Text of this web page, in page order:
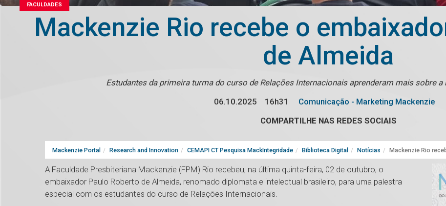
FACULDADES
Mackenzie Rio recebe o
de Almeida
Estudantes da primeira turma do curso de Relações Internacionais aprenderam mais sobre
06.10.2025
16h31
Comunicação - Marketing Mackenzie
COMPARTILHE NAS REDES SOCIAIS
Mackenzie Portal Research and Innovation CEMAPI CT Pesquisa MackIntegridade Biblioteca Digital Notícias Mackenzie Rio
A Faculdade Presbiteriana Mackenzie (FPM) Rio recebeu, na última quinta-feira, 02 de outubro, o
embaixador Paulo Roberto de Almeida, renomado diplomata e intelectual brasileiro, para uma palestra
especial com os estudantes do curso de Relações Internacionais.